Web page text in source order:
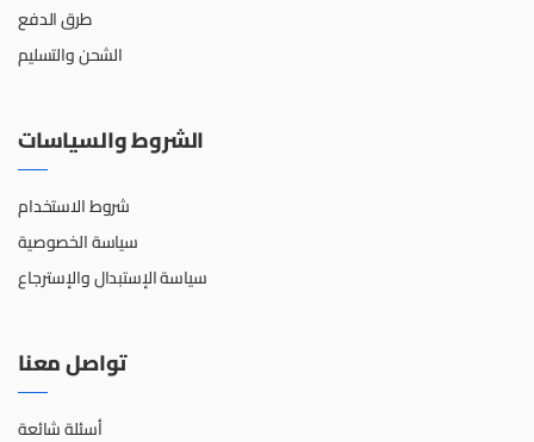
طرق الدفع
الشحن والتسليم
الشروط والسياسات
شروط الاستخدام
سياسة الخصوصية
سياسة الإستبدال والإسترجاع
تواصل معنا
أسئلة شائعة